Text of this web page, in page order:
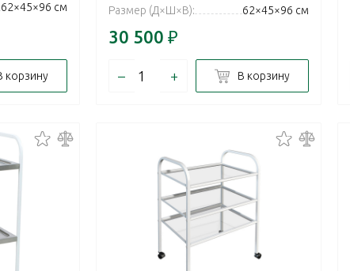
62×45×96 см
корзину
Размер (Д×Ш×В):
62×45×96 см
30 500 ₽
– + В корзину